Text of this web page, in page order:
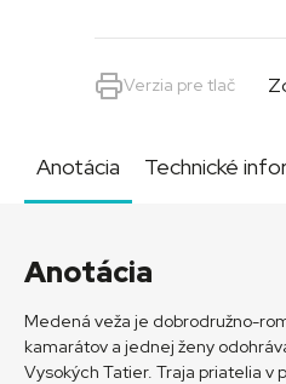
Verzia pre tlač
Anotácia Technické
Anotácia
Medená veža je dobrodružno-
kamarátov a jednej ženy
Vysokých Tatier. Traja priatelia v